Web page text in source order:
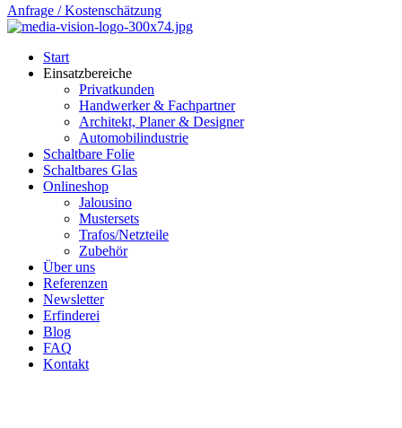
Anfrage / Kostenschätzung
Start
Einsatzbereiche
Privatkunden
Handwerker & Fachpartner
Architekt, Planer & Designer
Automobilindustrie
Schaltbare Folie
Schaltbares Glas
Onlineshop
Jalousino
Mustersets
Trafos/Netzteile
Zubehör
Über uns
Referenzen
Newsletter
Erfinderei
Blog
FAQ
Kontakt